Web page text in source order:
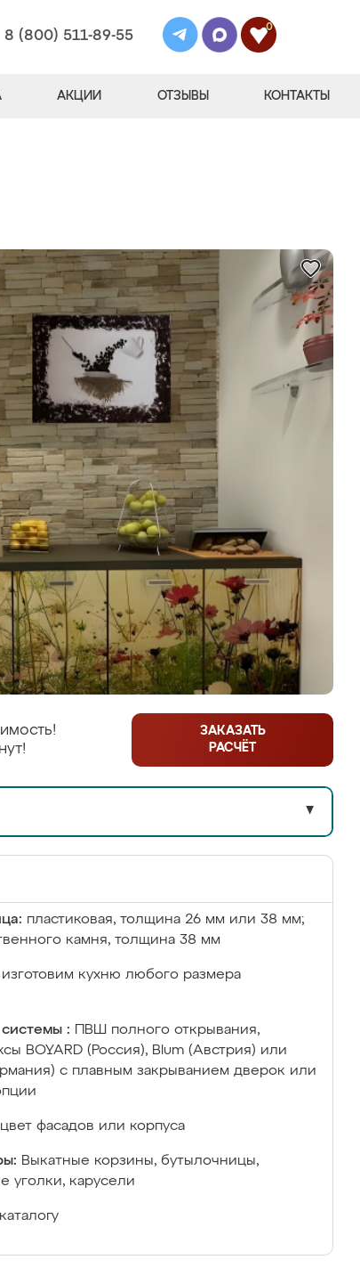
8 (800) 511-89-55
0
АКЦИИ ОТЗЫВЫ КОНТАКТЫ
ЗАКАЗАТЬ
РАСЧЁТ
▼
пластиковая, толщина 26 мм или 38 мм;
камня, толщина 38 мм
изготовим кухню любого размера
:
ПВШ полного открывания,
BOYARD (Россия), Blum (Австрия) или
с плавным закрыванием дверок или
фасадов или корпуса
Выкатные корзины, бутылочницы,
уголки, карусели